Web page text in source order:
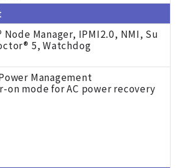
Manager, IPMI2.0, NMI, Su
5, Watchdog
Management
on mode for AC power recovery